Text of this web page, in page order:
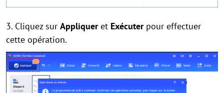
3. Cliquez sur Appliqueret Exécuterpour effectuer
cette opération.